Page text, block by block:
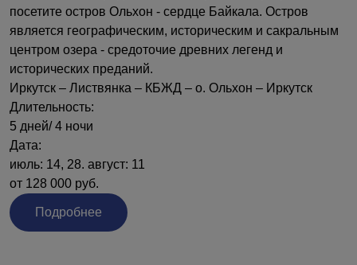
посетите остров Ольхон - сердце Байкала. Остров
является географическим, историческим и сакральным
центром озера - средоточие древних легенд и
исторических преданий.
Иркутск – Листвянка – КБЖД – о. Ольхон – Иркутск
Длительность:
5 дней/ 4 ночи
Дата:
июль: 14, 28. август: 11
от 128 000 руб.
Подробнее